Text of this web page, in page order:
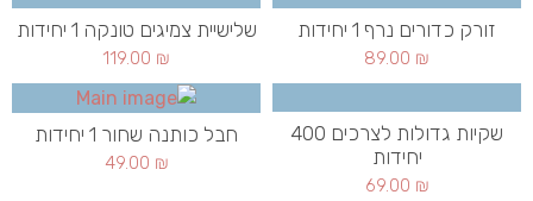
זורק כדורים נרף 1 יחידות
89.00 ₪
שלישיית צמיגים טונקה 1 יחידות
119.00 ₪
שקיות גדולות לצרכים 400
יחידות
69.00 ₪
חבל כותנה שחור 1 יחידות
49.00 ₪